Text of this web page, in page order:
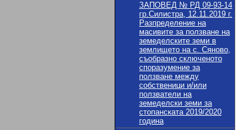
ЗАПОВЕД № РД 09-93-14
гр.Силистра, 12.11.2019 г.
Разпределение на
масивите за ползване на
земеделските земи в
землището на с. Сяново,
съобразно сключеното
споразумение за
ползване между
собственици и/или
ползватели на
земеделски земи за
стопанската 2019/2020
година